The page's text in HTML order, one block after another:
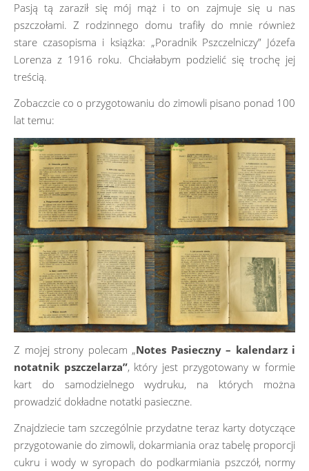
Pasją tą zaraził się mój mąż i to on zajmuje się u nas
pszczołami. Z rodzinnego domu trafiły do mnie również
stare czasopisma i książka: „Poradnik Pszczelniczy” Józefa
Lorenza z 1916 roku. Chciałabym podzielić się trochę jej
treścią.
Zobaczcie co o przygotowaniu do zimowli pisano ponad 100
lat temu:
Z mojej strony polecam „Notes Pasieczny – kalendarz i
notatnik pszczelarza”, który jest przygotowany w formie
kart do samodzielnego wydruku, na których można
prowadzić dokładne notatki pasieczne.
Znajdziecie tam szczególnie przydatne teraz karty dotyczące
przygotowanie do zimowli, dokarmiania oraz tabelę proporcji
cukru i wody w syropach do podkarmiania pszczół, normy